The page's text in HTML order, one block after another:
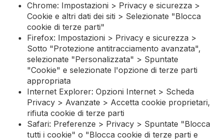
Chrome: Impostazioni > Privacy e sicurezza >
Cookie e altri dati dei siti > Selezionate "Blocca
cookie di terze parti"
Firefox: Impostazioni > Privacy e sicurezza >
Sotto "Protezione antitracciamento avanzata",
selezionate "Personalizzata" > Spuntate
"Cookie" e selezionate l'opzione di terze parti
appropriata
Internet Explorer: Opzioni Internet > Scheda
Privacy > Avanzate > Accetta cookie proprietari,
rifiuta cookie di terze parti
Safari: Preferenze > Privacy > Spuntate "Blocca
tutti i cookie" o "Blocca cookie di terze parti e